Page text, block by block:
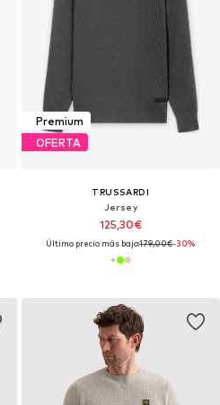
Premium
OFERTA
TRUSSARDI
Jersey
125,30€
Último precio más bajo:179,00€-30%